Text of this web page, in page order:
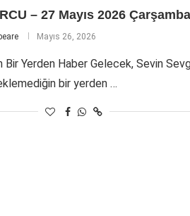
– 27 Mayıs 2026 Çarşamba
Mayıs 26, 2026
Bir Yerden Haber Gelecek, Sevin
bir yerden …